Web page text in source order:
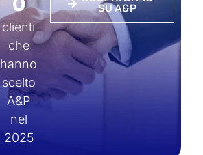
clienti
che
hanno
scelto
A&P
nel
2025
SU A&P